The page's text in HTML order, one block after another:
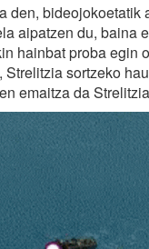
den,
aipatzen du,
hainbat proba
Strelitzia sortzeko
emaitza da